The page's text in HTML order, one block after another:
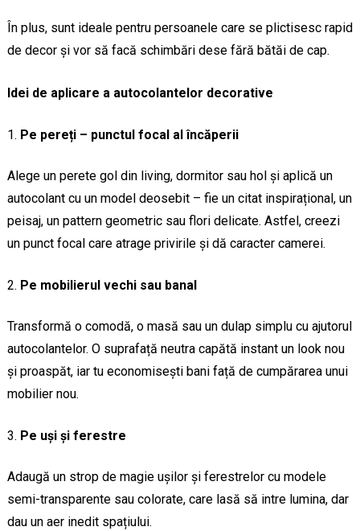
În plus, sunt ideale pentru persoanele care se plictisesc rapid
de decor și vor să facă schimbări dese fără bătăi de cap.
Idei de aplicare a autocolantelor decorative
Pe pereți – punctul focal al încăperii
Alege un perete gol din living, dormitor sau hol și aplică un
autocolant cu un model deosebit – fie un citat inspirațional, un
peisaj, un pattern geometric sau flori delicate. Astfel, creezi
un punct focal care atrage privirile și dă caracter camerei.
Pe mobilierul vechi sau banal
Transformă o comodă, o masă sau un dulap simplu cu ajutorul
autocolantelor. O suprafață neutra capătă instant un look nou
și proaspăt, iar tu economisești bani față de cumpărarea unui
mobilier nou.
Pe uși și ferestre
Adaugă un strop de magie ușilor și ferestrelor cu modele
semi-transparente sau colorate, care lasă să intre lumina, dar
dau un aer inedit spațiului.